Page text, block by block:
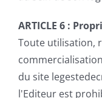
ARTICLE 6 :
Toute utilisation,
du site
l'Editeur est